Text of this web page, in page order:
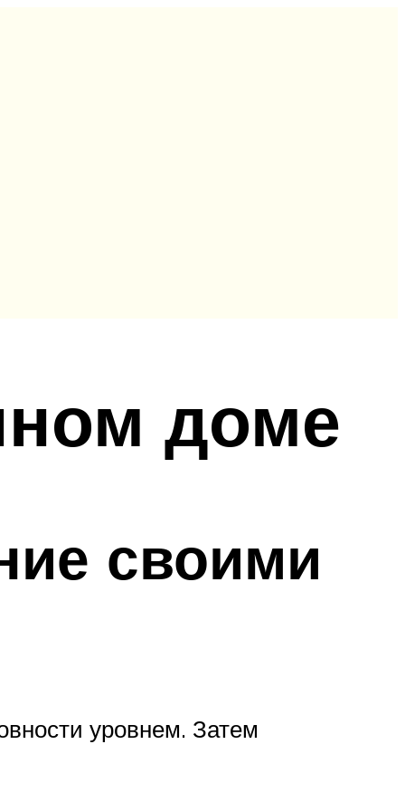
доме
своими
уровнем. Затем